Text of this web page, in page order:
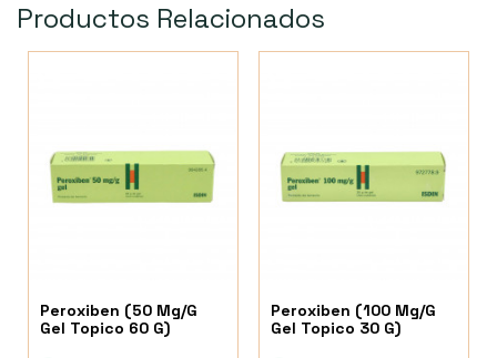
Productos Relacionados
Peroxiben (50 Mg/G
Gel Topico 60 G)
Peroxiben (100 Mg/G
Gel Topico 30 G)